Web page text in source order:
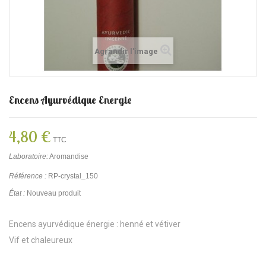
Agrandir l'image
Encens Ayurvédique Energie
4,80 € TTC
Laboratoire:Aromandise
Référence : RP-crystal_150
État : Nouveau produit
Encens ayurvédique énergie : henné et vétiver
Vif et chaleureux